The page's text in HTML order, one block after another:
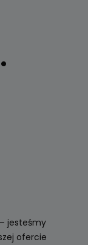
jesteśmy
ofercie